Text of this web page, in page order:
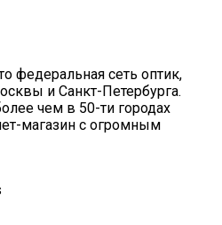
федеральная сеть оптик,
и Санкт-Петербурга.
чем в 50-ти городах
магазин с огромным